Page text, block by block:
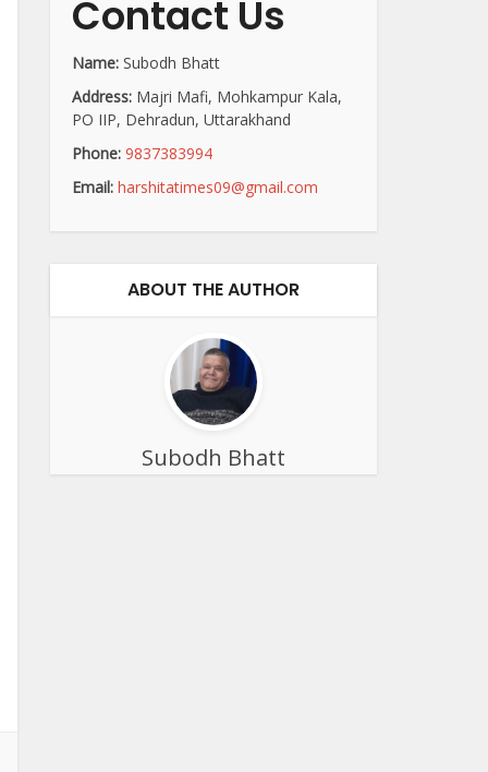
Contact Us
Name: Subodh Bhatt
Address: Majri Mafi, Mohkampur Kala,
PO IIP, Dehradun, Uttarakhand
Phone: 9837383994
Email: harshitatimes09@gmail.com
ABOUT THE AUTHOR
Subodh Bhatt